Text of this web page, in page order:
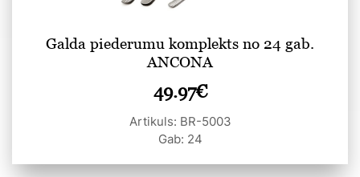
Galda piederumu komplekts no 24 gab.
ANCONA
49.97€
Artikuls: BR-5003
Gab: 24